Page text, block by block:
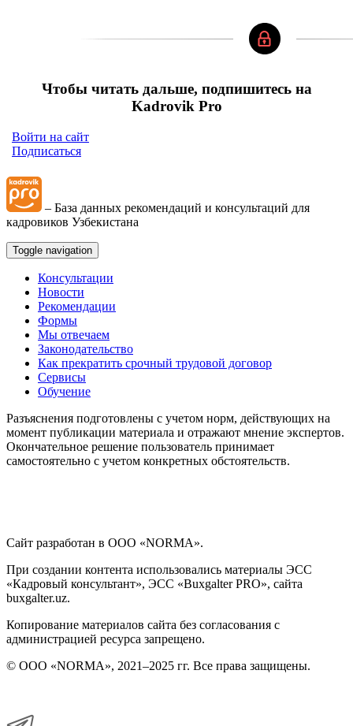
Чтобы читать дальше, подпишитесь на
Kadrovik Pro
Войти на сайт
Подписаться
– База данных рекомендаций и консультаций для
кадровиков Узбекистана
Toggle navigation
Консультации
Новости
Рекомендации
Формы
Мы отвечаем
Законодательство
Как прекратить срочный трудовой договор
Сервисы
Обучение
Разъяснения подготовлены с учетом норм, действующих на
момент публикации материала и отражают мнение экспертов.
Окончательное решение пользователь принимает
самостоятельно с учетом конкретных обстоятельств.
Сайт разработан в ООО «NORMA».
При создании контента использовались материалы ЭСС
«Кадровый консультант», ЭСС «Buxgalter PRO», сайта
buxgalter.uz.
Копирование материалов сайта без согласования с
администрацией ресурса запрещено.
© ООО «NORMA», 2021–2025 гг. Все права защищены.